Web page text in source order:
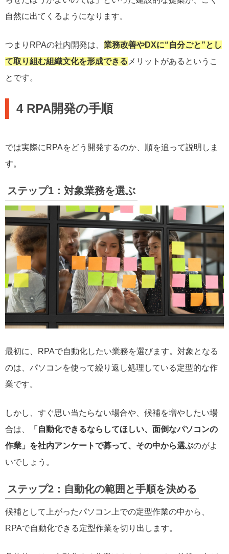
自然に出てくるようになります。
つまりRPAの社内開発は、 業務改善やDXに“自分ごと”とし
て取り組む組織文化を形成できるメリットがあるというこ
とです。
4 RPA開発の手順
では実際にRPAをどう開発するのか、順を追って説明しま
す。
ステップ1：対象業務を選ぶ
最初に、RPAで自動化したい業務を選びます。対象となる
のは、パソコンを使って繰り返し処理している定型的な作
業です。
しかし、すぐ思い当たらない場合や、候補を増やしたい場
合は、
「自動化できるならしてほしい、面倒なパソコンの
作業」を社内アンケートで募って、その中から選ぶのがよ
いでしょう。
ステップ2：自動化の範囲と手順を決める
候補として上がったパソコン上での定型作業の中から、
RPAで自動化できる定型作業を切り出します。